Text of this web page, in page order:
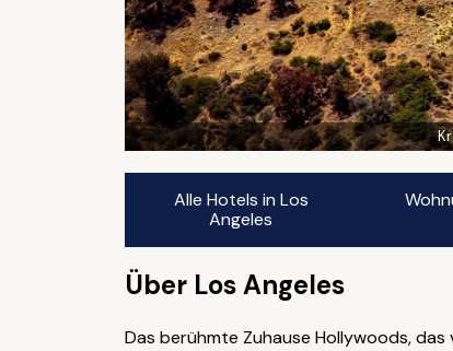
Alle Hotels in Los
Angeles
Über Los Angeles
Das berühmte Zuhause Hollywoods,